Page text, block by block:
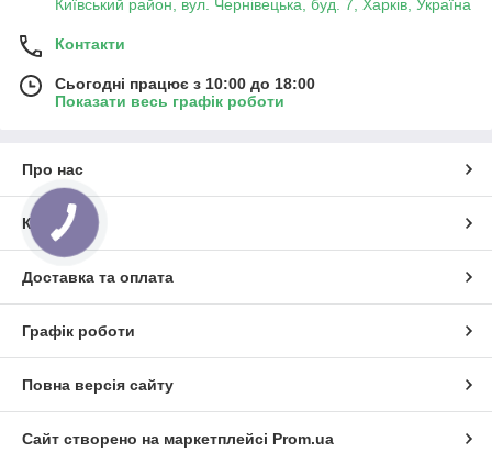
Київський район, вул. Чернівецька, буд. 7, Харків, Україна
Контакти
Сьогодні працює з 10:00 до 18:00
Показати весь графік роботи
Про нас
Контакти
Доставка та оплата
Графік роботи
Повна версія сайту
Сайт створено на маркетплейсі Prom.ua